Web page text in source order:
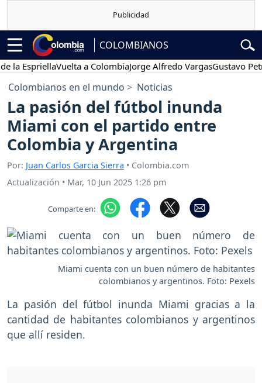
COLOMBIANOS
Vuelta a ColombiaJorge Alfredo VargasGustavo Petro
Colombianos en el mundo Noticias
La pasión del fútbol inunda
Miami con el partido entre
Colombia y Argentina
Por: Juan Carlos Garcia Sierra • Colombia.com
Actualización • Mar, 10 Jun 2025 1:26 pm
Comparte en:
Miami cuenta con un buen número de habitantes
colombianos y argentinos. Foto: Pexels
La pasión del fútbol inunda Miami gracias a la
cantidad de habitantes colombianos y argentinos
que allí residen.